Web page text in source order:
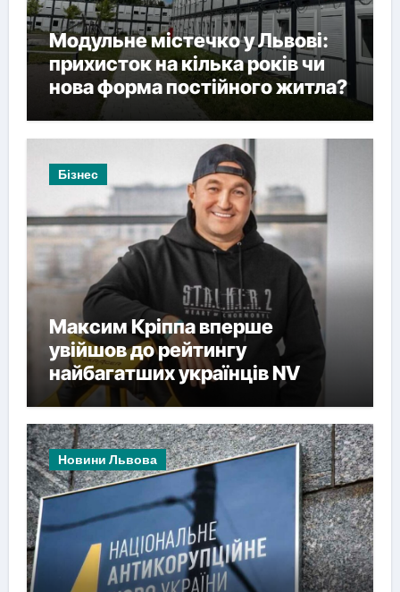
Модульне містечко у Львові:
прихисток на кілька років чи
нова форма постійного житла?
Бізнес
Максим Кріппа вперше
увійшов до рейтингу
найбагатших українців NV
Новини Львова